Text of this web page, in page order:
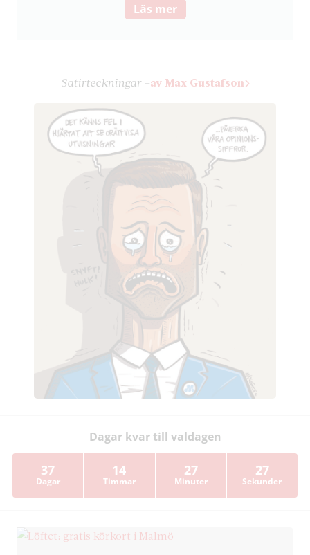
Läs mer
Satir­teckningar –av Max Gustafson
Dagar kvar till valdagen
37
Dagar
14
Timmar
27
Minuter
26
Sekunder